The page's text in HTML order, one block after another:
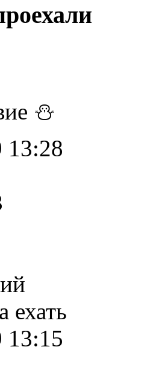
⛄
13:28
ехать
13:15